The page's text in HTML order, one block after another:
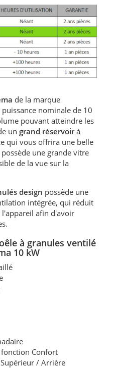
de la marque
puissance nominale de 10
pouvant atteindre les
un grand réservoirà
qui vous offrira une belle
une grande vitre
de la vue sur la
design possède une
intégrée, qui réduit
afin d'avoir
à granules ventilé
10 kW
Confort
/ Arrière